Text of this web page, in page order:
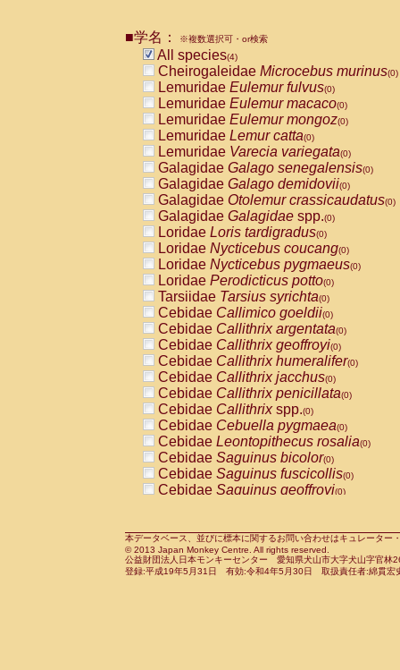
CercopithecidaeCercocebus
Cercopithecidae
CercopithecidaeCercocebus
CercopithecidaeCercocebus
CercopithecidaeCercocebusspp.
CercopithecidaeLophocebus
CercopithecidaePapio anubis
CercopithecidaePapio cynocephalus
CercopithecidaePapio hamadryas
CercopithecidaePapio papio(0)
CercopithecidaePapiospp.(0)
CercopithecidaeMandrillus
CercopithecidaeMandrillus sphinx
CercopithecidaeTheropithecus
CercopithecidaeMacaca arctoides
CercopithecidaeMacaca assamensis
Cercopithecidae Macaca
CercopithecidaeMacaca cyclopis
CercopithecidaeMacaca fascicularis
CercopithecidaeMacaca fuscaca
CercopithecidaeMacaca fuscata
CercopithecidaeMacaca fuscata
CercopithecidaeMacaca maura
CercopithecidaeMacaca mulatta
CercopithecidaeMacaca nemestrina
CercopithecidaeMacaca nigra(0)
CercopithecidaeMacaca radiata
CercopithecidaeMacaca silenus
CercopithecidaeMacaca sinica
CercopithecidaeMacaca tonkeana(0)
CercopithecidaeMacacahybrid(0)
CercopithecidaeMacaca spp.(0)
■学名： ※複数選択可・or検索
All species(4)
Cheirogaleidae Microcebus murinus(0)
Lemuridae Eulemur fulvus(0)
Lemuridae Eulemur macaco(0)
Lemuridae Eulemur mongoz(0)
Lemuridae Lemur catta(0)
Lemuridae Varecia variegata(0)
Galagidae Galago senegalensis(0)
Galagidae Galago demidovii(0)
Galagidae Otolemur crassicaudatus(0)
Galagidae Galagidae spp.(0)
Loridae Loris tardigradus(0)
Loridae Nycticebus coucang(0)
Loridae Nycticebus pygmaeus(0)
Loridae Perodicticus potto(0)
Tarsiidae Tarsius syrichta(0)
Cebidae Callimico goeldii(0)
Cebidae Callithrix argentata(0)
Cebidae Callithrix geoffroyi(0)
Cebidae Callithrix humeralifer(0)
Cebidae Callithrix jacchus(0)
Cebidae Callithrix penicillata(0)
Cebidae Callithrixspp.(0)
Cebidae Cebuella pygmaea(0)
Cebidae Leontopithecus rosalia(0)
Cebidae Saguinus bicolor(0)
Cebidae Saguinus fuscicollis(0)
Cebidae Saguinus geoffroyi(0)
CebidaeSaguinus leucopus(0)
CebidaeSaguinus midas(0)
Cebidae Saguinus mystax(0)
本データベース、並びに標本に関するお問い合わせはキュレータ
© 2013 Japan Monkey Centre. All rights reserved.
公益財団法人日本モンキーセンター 愛知県犬山市大字犬山字官
登録:平成19年5月31日 有効:令和4年5月30日 取扱責任者:綿貫宏